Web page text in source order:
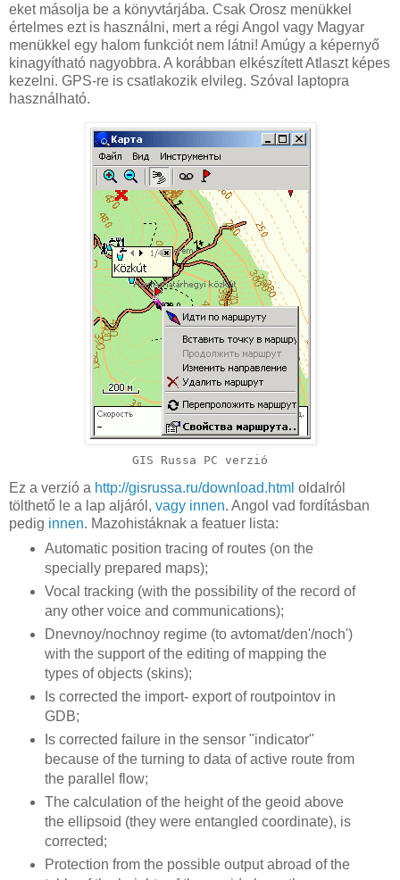
eket másolja be a könyvtárjába. Csak Orosz menükkel
értelmes ezt is használni, mert a régi Angol vagy Magyar
menükkel egy halom funkciót nem látni! Amúgy a képernyő
kinagyítható nagyobbra. A korábban elkészített Atlaszt képes
kezelni. GPS-re is csatlakozik elvileg. Szóval laptopra
használható.
GIS Russa PC verzió
Ez a verzió a http://gisrussa.ru/download.html oldalról
tölthető le a lap aljáról, vagy innen. Angol vad fordításban
pedig innen. Mazohistáknak a featuer lista:
Automatic position tracing of routes (on the
specially prepared maps);
Vocal tracking (with the possibility of the record of
any other voice and communications);
Dnevnoy/nochnoy regime (to avtomat/den'/noch')
with the support of the editing of mapping the
types of objects (skins);
Is corrected the import- export of routpointov in
GDB;
Is corrected failure in the sensor "indicator"
because of the turning to data of active route from
the parallel flow;
The calculation of the height of the geoid above
the ellipsoid (they were entangled coordinate), is
corrected;
Protection from the possible output abroad of the